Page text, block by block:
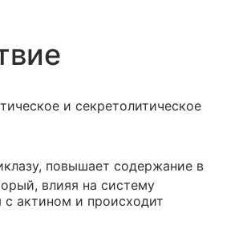
и секретолитическое
повышает содержание в
влияя на систему
с актином и происходит